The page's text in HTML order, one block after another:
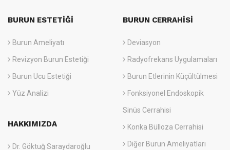
BURUN ESTETIĞI
Burun Ameliyatı
Revizyon Burun Estetiği
Burun Ucu Estetiği
Yüz Analizi
HAKKIMIZDA
Dr. Göktuğ Saraydaroğlu
BURUN CERRAHISI
Deviasyon
Radyofrekans Uygulamaları
Burun Etlerinin Küçültülmesi
Fonksiyonel Endoskopik
Sinüs Cerrahisi
Konka Bülloza Cerrahisi
Diğer Burun Ameliyatları